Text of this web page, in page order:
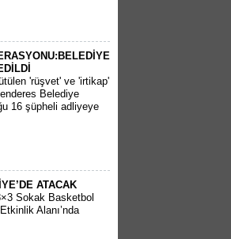
'rüşvet' ve 'irtikap'
Belediye
16 şüpheli adliyeye
ATACAK
Sokak Basketbol
Alanı’nda